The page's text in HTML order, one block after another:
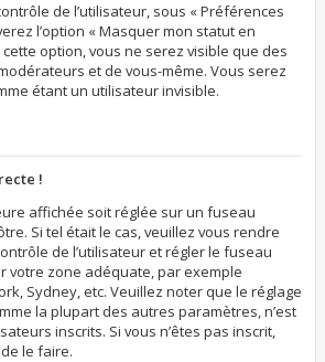
de l’utilisateur, sous « Préférences
l’option « Masquer mon statut en
cette option, vous ne serez visible que des
et de vous-même. Vous serez
étant un utilisateur invisible.
!
affichée soit réglée sur un fuseau
Si tel était le cas, veuillez vous rendre
de l’utilisateur et régler le fuseau
votre zone adéquate, par exemple
Sydney, etc. Veuillez noter que le réglage
la plupart des autres paramètres, n’est
inscrits. Si vous n’êtes pas inscrit,
de le faire.